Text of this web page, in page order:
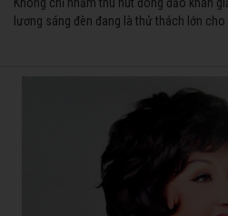
Không chỉ nhằm thu hút đông đảo khán
lương sáng đèn đang là thử thách lớn